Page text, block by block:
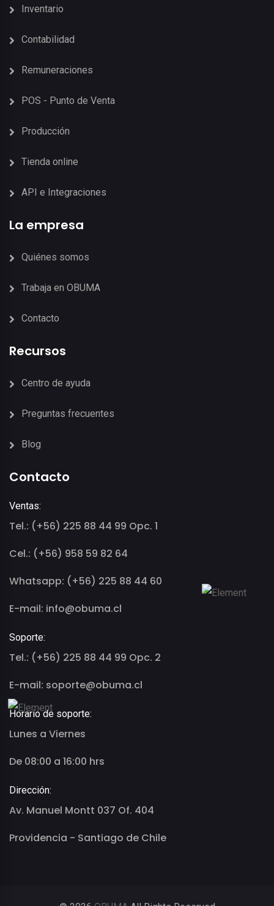
Inventario
Contabilidad
Remuneraciones
POS - Punto de Venta
Producción
Tienda online
API e Integraciones
La empresa
Quiénes somos
Trabaja en OBUMA
Contacto
Recursos
Centro de ayuda
Preguntas frecuentes
Blog
Contacto
Ventas:
Tel.: (+56) 225 88 44 99 Opc. 1
Cel.: (+56) 958 59 82 64
Whatsapp: (+56) 225 88 44 60
E-mail: info@obuma.cl
Soporte:
Tel.: (+56) 225 88 44 99 Opc. 2
E-mail: soporte@obuma.cl
Horario de soporte:
Lunes a Viernes
De 08:00 a 16:00 hrs
Dirección:
Av. Manuel Montt 037 Of. 404
Providencia - Santiago de Chile